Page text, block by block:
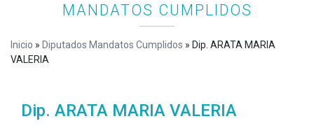
MANDATOS CUMPLIDOS
Inicio » Diputados Mandatos Cumplidos » Dip. ARATA MARIA
VALERIA
Dip. ARATA MARIA VALERIA